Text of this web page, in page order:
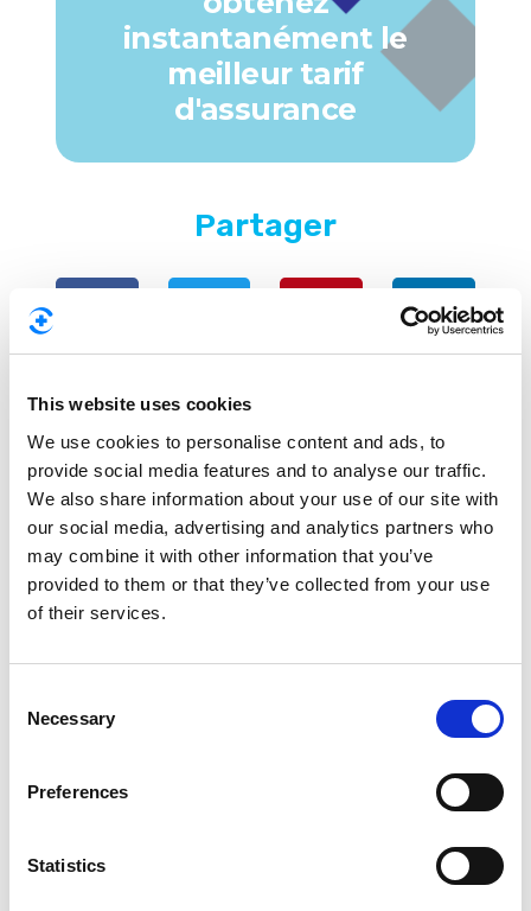
This website uses cookies
We use cookies to personalise content and ads, to
provide social media features and to analyse our traffic.
We also share information about your use of our site with
our social media, advertising and analytics partners who
may combine it with other information that you’ve
provided to them or that they’ve collected from your use
of their services.
Necessary
Preferences
Statistics
instantanément le
meilleur tarif
d'assurance
Partager
LinkedIn
Charles
Avec Charles, vous pouvez être sûr de
trouver le crédit qui vous convient le
mieux tout en économisant de
l'argent. Alors n'hésitez pas à faire
appel à ses compétences pour vous
accompagner dans votre projet de